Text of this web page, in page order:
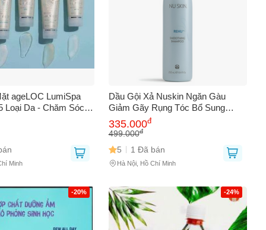
ageLOC LumiSpa
Loại Da - Chăm Sóc
Làm Sạch Sâu,
Ẩm, An Toàn Cho Da
Minh
Dầu Gội Xả Nuskin Ngăn Gàu
Giảm Gãy Rụng Tóc Bổ Sung
Vitamin - Chăm Sóc Tóc Khỏe
Mạnh 250ml
335.000đ
499.000đ
5 1 Đã bán
Hà Nội, Hồ Chí Minh
-20% -24%